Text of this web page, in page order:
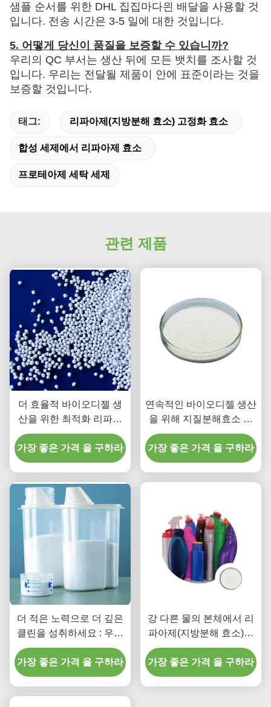
샘플 순서를 위한 DHL 집집마다읜 배달을 사용할 것
입니다. 전송 시간은 3-5 일에 대한 것입니다.
5. 어떻게 당신이 품질을 보증할 수 있습니까?
우리의 QC 부서는 생산 뒤에 모든 뱃치를 조사할 것
입니다. 우리는 전달될 제품이 안에 표준이라는 것을
보증할 것입니다.
태그: 리파아제(지방분해 효소) 고정화 효소
합성 세제에서 리파아제 효소
프로테아제 세탁 세제
관련 제품
더 효율적 바이오디젤 생
산을 위한 최적화 리파아
제(지방분해 효소)
가장 좋은 가격 을 구하라
연속적인 바이오디젤 생산
을 위해 지질분해효소 기
반 원자로의 가능성을 조
사하기
가장 좋은 가격 을 구하라
더 적은 노력으로 더 깊은
클린을 성취하세요 : 우리
의 리파아제(지방분해 효
소) 합성 세제는 당신을 위
한 작업을 합니다
가장 좋은 가격 을 구하라
강 다른 물의 본체에서 리
파아제(지방분해 효소)에
의한 트리글리세리드의 가
수분해
가장 좋은 가격 을 구하라